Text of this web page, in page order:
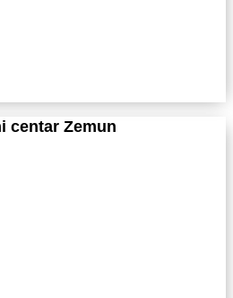
centar Zemun